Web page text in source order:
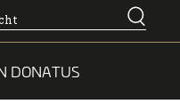
DONATUS